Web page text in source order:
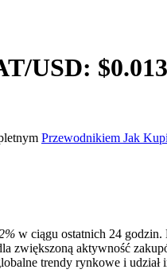
/USD: $
Przewodnikiem Jak
w ciągu ostatnich 24
zwiększoną aktywność
trendy rynkowe i udział